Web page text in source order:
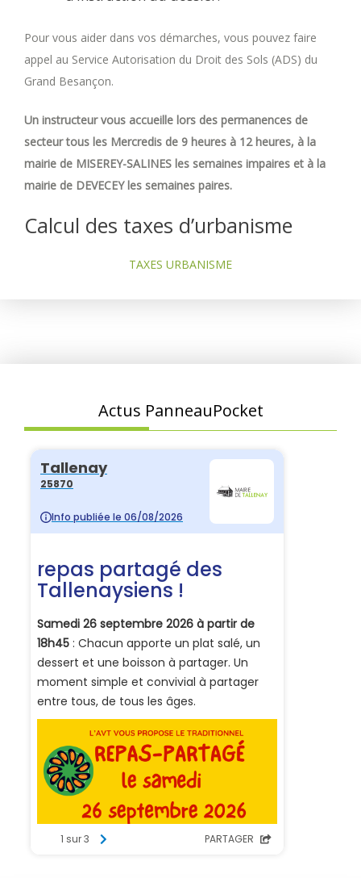
Pour vous aider dans vos démarches, vous pouvez faire
appel au Service Autorisation du Droit des Sols (ADS) du
Grand Besançon.
Un instructeur vous accueille lors des permanences de
secteur tous les Mercredis de 9 heures à 12 heures, à la
mairie de MISEREY-SALINES les semaines impaires et à la
mairie de DEVECEY les semaines paires.
Calcul des taxes d’urbanisme
TAXES URBANISME
Actus PanneauPocket